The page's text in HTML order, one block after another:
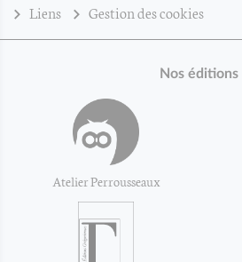
Liens
Gestion des cookies
Nos éditions
Atelier Perrousseaux